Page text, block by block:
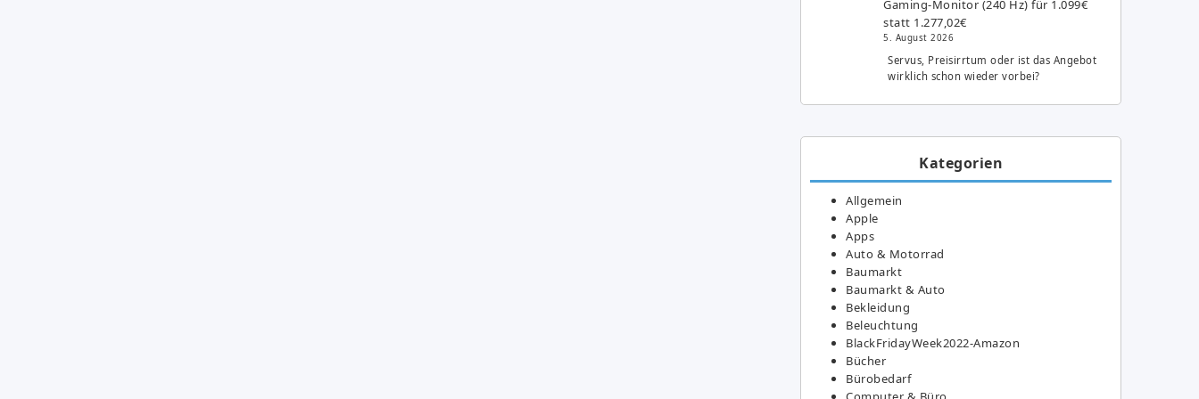
Gaming-Monitor (240 Hz) für 1.099€
statt 1.277,02€
5. August 2026
Servus, Preisirrtum oder ist das Angebot
wirklich schon wieder vorbei?
Kategorien
Allgemein
Apple
Apps
Auto & Motorrad
Baumarkt
Baumarkt & Auto
Bekleidung
Beleuchtung
BlackFridayWeek2022-Amazon
Bücher
Bürobedarf